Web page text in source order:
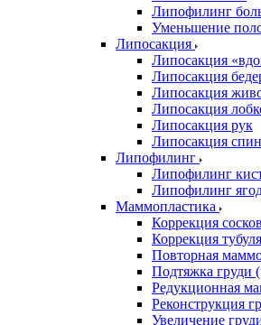
Липофилинг
Уменьшение
Липосакция
Липосакция
Липосакция
Липосакция
Липосакция
Липосакция рук
Липосакция
Липофилинг
Липофилинг
Липофилинг
Маммопластика
Коррекция сосков
Коррекция
Повторная
Подтяжка груди
Редукционная
Реконструкция
Увеличение